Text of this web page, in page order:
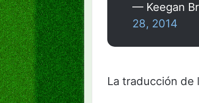
— Keegan
28, 2014
La traducción de